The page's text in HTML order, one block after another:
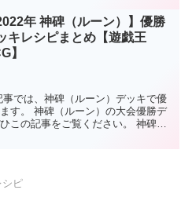
年 神碑（ルーン）】優勝
キレシピまとめ【遊戯王
】
では、神碑（ルーン）デッキで優
す。 神碑（ルーン）の大会優勝デ
この記事をご覧ください。 神碑
シピ